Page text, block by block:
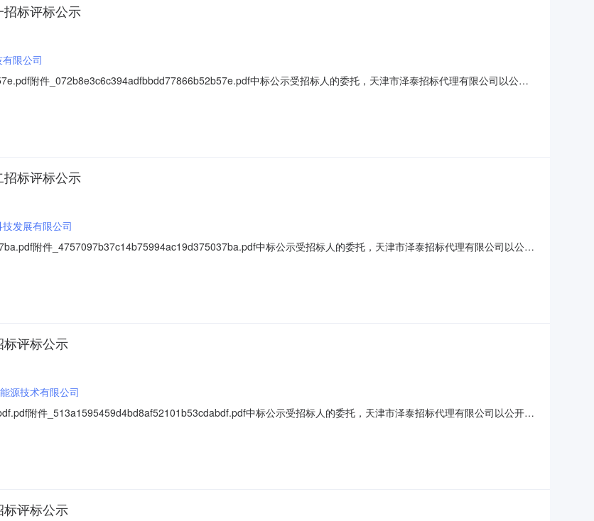
标评标公示
限公司
附件_072b8e3c6c394adfbbdd77866b52b57e.pdf中标公示受招标人的委托，天津市泽泰招标代理有限公司以公开
制）焊装试制线改造采购项目4、招标代理机构：天津市泽泰招标代理有限
标评标公示
发展有限公司
附件_4757097b37c14b75994ac19d375037ba.pdf中标公示受招标人的委托，天津市泽泰招标代理有限公司以公开
（研发）整车排放分析系统（国六）滤膜天平、颗粒物称重箱、标准气体系
评标公示
源技术有限公司
附件_513a1595459d4bd8af52101b53cdabdf.pdf中标公示受招标人的委托，天津市泽泰招标代理有限公司以公开招
：总装车间整车安规检测仪、VCU控制器检验设备EOL检测设备4、
评标公示